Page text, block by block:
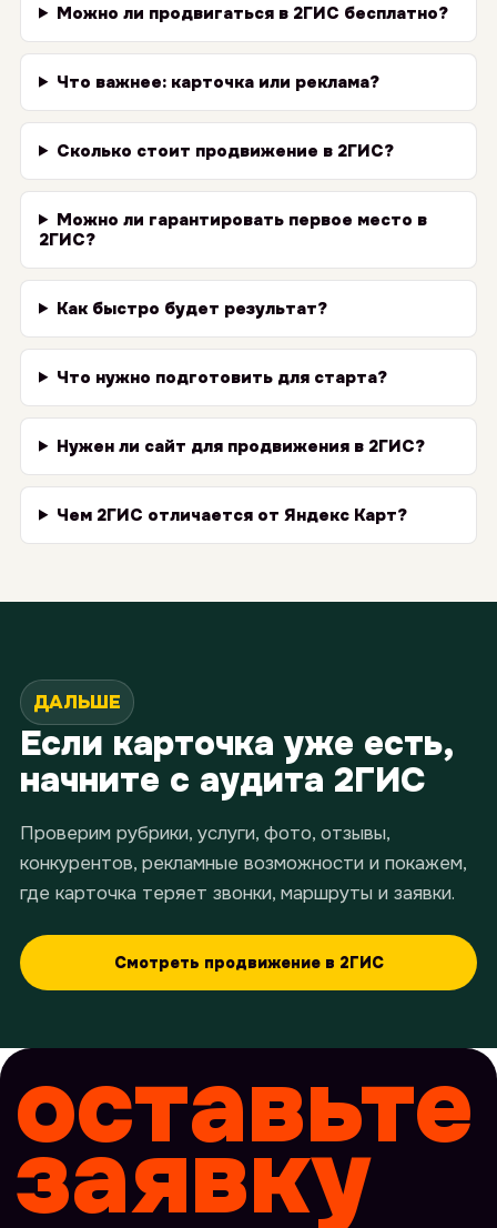
Можно ли продвигаться в 2ГИС бесплатно?
Что важнее: карточка или реклама?
Сколько стоит продвижение в 2ГИС?
Можно ли гарантировать первое место в
2ГИС?
Как быстро будет результат?
Что нужно подготовить для старта?
Нужен ли сайт для продвижения в 2ГИС?
Чем 2ГИС отличается от Яндекс Карт?
ДАЛЬШЕ
Если карточка уже есть,
начните с аудита 2ГИС
Проверим рубрики, услуги, фото, отзывы,
конкурентов, рекламные возможности и покажем,
где карточка теряет звонки, маршруты и заявки.
Смотреть продвижение в 2ГИС